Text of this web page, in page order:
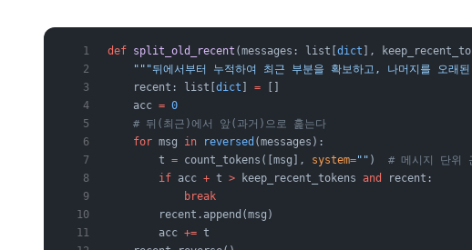
def split_old_recent (messages: list[ dict ],
"""뒤에서부터 누적하여 최근 부분을 확보하고, 나머지를 오래
    recent: list[
dict =
    acc
= 0
    # 뒤(최근)에서 앞(과거)으로 훑는다
    for
msg in reversed (messages):
        t
= count_tokens([msg], system="" ) # 메시지 단위
        if
acc + t > keep_recent_tokens and
recent:
            break
        recent.append(msg)
        acc
+= t